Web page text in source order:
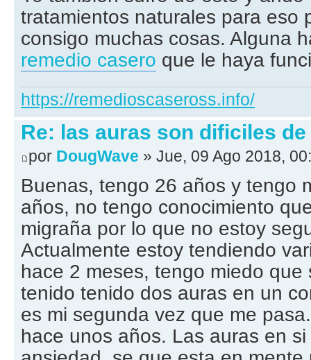
tratamientos naturales para eso
consigo muchas cosas. Alguna
remedio casero que le haya
https://remedioscaseross.info/
Re: las auras son dificiles
por DougWave » Jue, 09 Ago 2018,
Buenas, tengo 26 años y tengo
años, no tengo conocimiento
migraña por lo que no estoy
Actualmente estoy tendiendo
hace 2 meses, tengo miedo
tenido tenido dos auras en un
es mi segunda vez que me
hace unos años. Las auras en